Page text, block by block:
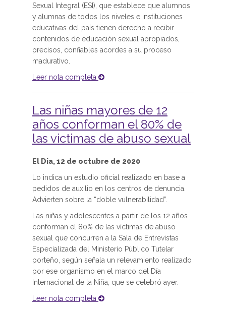
Sexual Integral (ESI), que establece que alumnos
y alumnas de todos los niveles e instituciones
educativas del país tienen derecho a recibir
contenidos de educación sexual apropiados,
precisos, confiables acordes a su proceso
madurativo.
Leer nota completa
Las niñas mayores de 12
años conforman el 80% de
las victimas de abuso sexual
El Dia, 12 de octubre de 2020
Lo indica un estudio oficial realizado en base a
pedidos de auxilio en los centros de denuncia.
Advierten sobre la “doble vulnerabilidad”.
Las niñas y adolescentes a partir de los 12 años
conforman el 80% de las víctimas de abuso
sexual que concurren a la Sala de Entrevistas
Especializada del Ministerio Público Tutelar
porteño, según señala un relevamiento realizado
por ese organismo en el marco del Día
Internacional de la Niña, que se celebró ayer.
Leer nota completa